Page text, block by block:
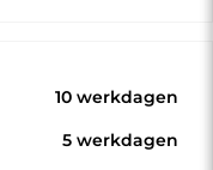
10 werkdagen
5 werkdagen